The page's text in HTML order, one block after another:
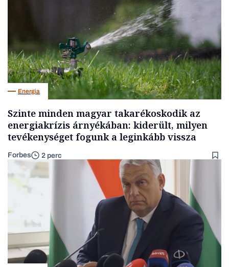
Energia
Szinte minden magyar takarékoskodik az
energiakrízis árnyékában: kiderült, milyen
tevékenységet fogunk a leginkább vissza
Forbes 2 perc